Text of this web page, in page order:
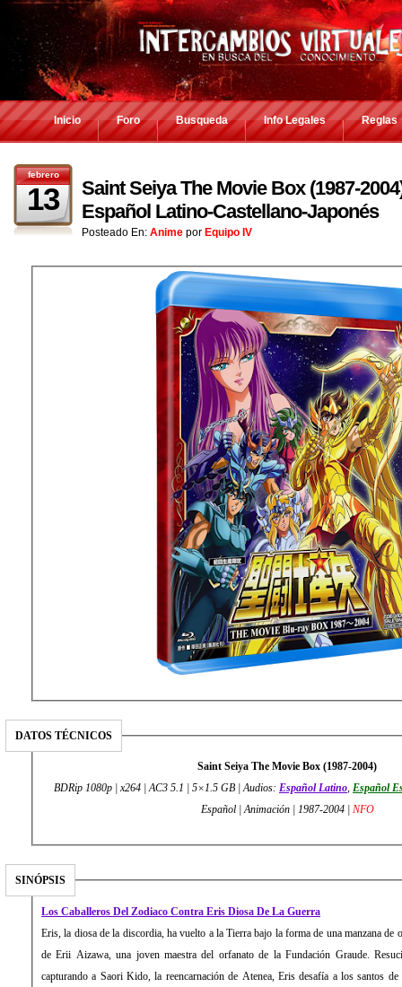
Inicio Foro Busqueda Info Legales Reglas
febrero
13
Saint Seiya The Movie Box (1987-
Español Latino-Castellano-Japonés
Posteado En: Anime por Equipo IV
DATOS TÉCNICOS
Saint Seiya The Movie Box (1987-2004)
BDRip 1080p | x264 | AC3 5.1 | 5×1.5 GB | Audios: Español Latino, Español
Español | Animación | 1987-2004 | NFO
SINÓPSIS
Los Caballeros Del Zodiaco Contra Eris Diosa De La Guerra
Eris, la diosa de la discordia, ha vuelto a la Tierra bajo la forma de una manzana de
de Erii Aizawa, una joven maestra del orfanato de la Fundación Graude.
capturando a Saori Kido, la reencarnación de Atenea, Eris desafía a los santos